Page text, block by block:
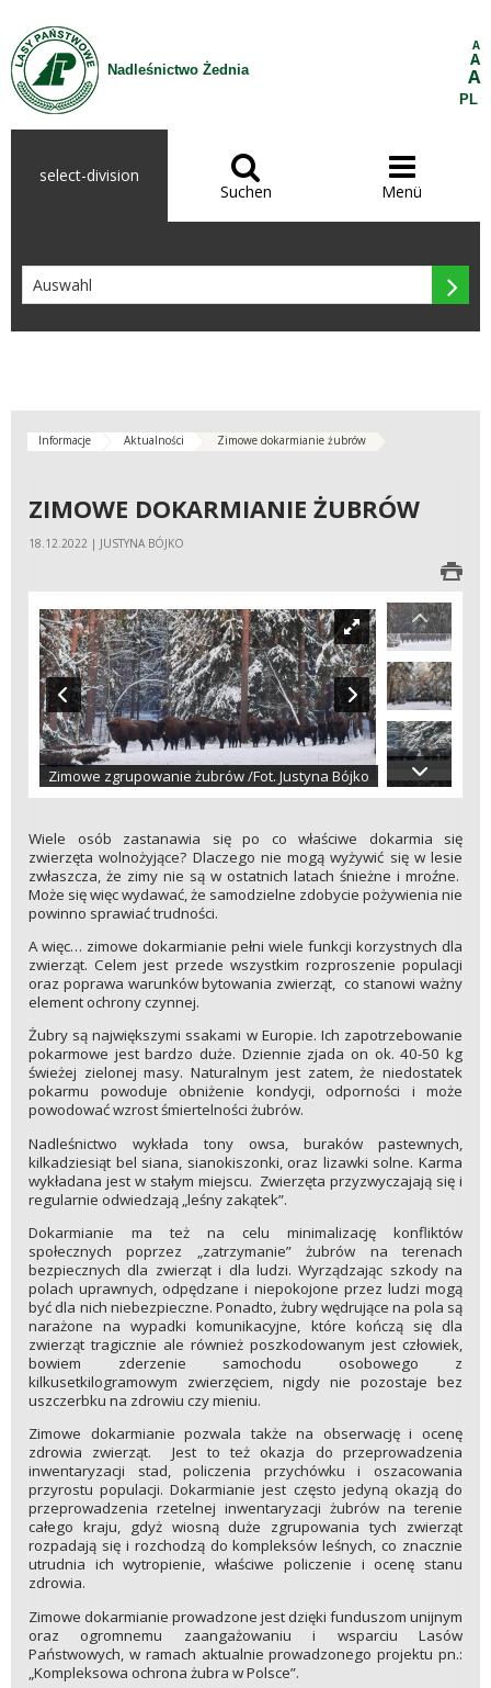
Zum Inhalt wechseln
Nadleśnictwo Żednia
A
A
A
PL
select-division 
Suchen

Menü

Informacje Aktualności Zimowe dokarmianie żubrów
ZIMOWE DOKARMIANIE ŻUBRÓW
18.12.2022 | JUSTYNA BÓJKO
Zimowe zgrupowanie żubrów /Fot. Justyna Bójko
Wiele osób zastanawia się po co właściwe dokarmia się
zwierzęta wolnożyjące? Dlaczego nie mogą wyżywić się w lesie
zwłaszcza, że zimy nie są w ostatnich latach śnieżne i mroźne.
Może się więc wydawać, że samodzielne zdobycie pożywienia nie
powinno sprawiać trudności.
A więc… zimowe dokarmianie pełni wiele funkcji korzystnych dla
zwierząt. Celem jest przede wszystkim rozproszenie populacji
oraz poprawa warunków bytowania zwierząt, co stanowi ważny
element ochrony czynnej.
Żubry są największymi ssakami w Europie. Ich zapotrzebowanie
pokarmowe jest bardzo duże. Dziennie zjada on ok. 40-50 kg
świeżej zielonej masy. Naturalnym jest zatem, że niedostatek
pokarmu powoduje obniżenie kondycji, odporności i może
powodować wzrost śmiertelności żubrów.
Nadleśnictwo wykłada tony owsa, buraków pastewnych,
kilkadziesiąt bel siana, sianokiszonki, oraz lizawki solne. Karma
wykładana jest w stałym miejscu. Zwierzęta przyzwyczajają się i
regularnie odwiedzają „leśny zakątek”.
Dokarmianie ma też na celu minimalizację konfliktów
społecznych poprzez „zatrzymanie” żubrów na terenach
bezpiecznych dla zwierząt i dla ludzi. Wyrządzając szkody na
polach uprawnych, odpędzane i niepokojone przez ludzi mogą
być dla nich niebezpieczne. Ponadto, żubry wędrujące na pola są
narażone na wypadki komunikacyjne, które kończą się dla
zwierząt tragicznie ale również poszkodowanym jest człowiek,
bowiem zderzenie samochodu osobowego z
kilkusetkilogramowym zwierzęciem, nigdy nie pozostaje bez
uszczerbku na zdrowiu czy mieniu.
Zimowe dokarmianie pozwala także na obserwację i ocenę
zdrowia zwierząt. Jest to też okazja do przeprowadzenia
inwentaryzacji stad, policzenia przychówku i oszacowania
przyrostu populacji. Dokarmianie jest często jedyną okazją do
przeprowadzenia rzetelnej inwentaryzacji żubrów na terenie
całego kraju, gdyż wiosną duże zgrupowania tych zwierząt
rozpadają się i rozchodzą do kompleksów leśnych, co znacznie
utrudnia ich wytropienie, właściwe policzenie i ocenę stanu
zdrowia.
Zimowe dokarmianie prowadzone jest dzięki funduszom unijnym
oraz ogromnemu zaangażowaniu i wsparciu Lasów
Państwowych, w ramach aktualnie prowadzonego projektu pn.:
„Kompleksowa ochrona żubra w Polsce”.